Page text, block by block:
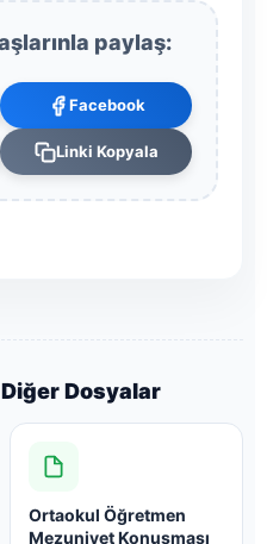
paylaş:
Facebook
Linki Kopyala
Dosyalar
Ortaokul Öğretmen
Mezuniyet Konuşması